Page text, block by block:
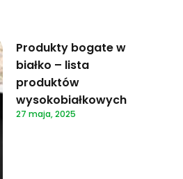
Produkty bogate w
białko – lista
produktów
wysokobiałkowych
27 maja, 2025